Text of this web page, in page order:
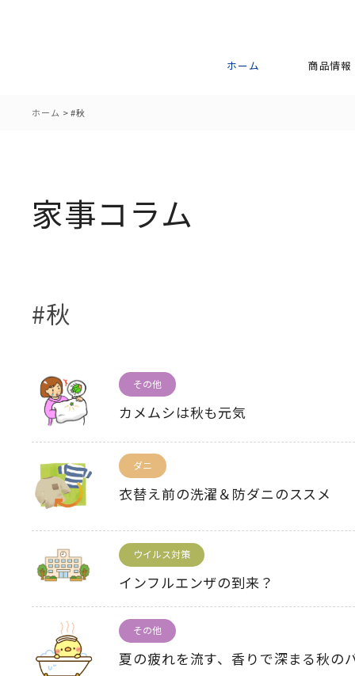
ホーム 商品情報
ホーム >#秋
家事コラム
#秋
その他
カメムシは秋も元気
ダニ
衣替え前の洗濯＆防ダニのススメ
ウイルス対策
インフルエンザの到来？
その他
夏の疲れを流す、香りで深まる秋の